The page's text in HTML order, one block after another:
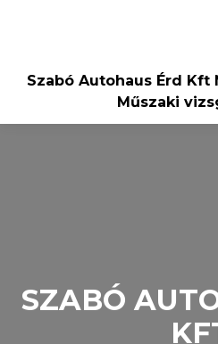
Szabó Autohaus Érd Kft
Műszaki
SZABÓ